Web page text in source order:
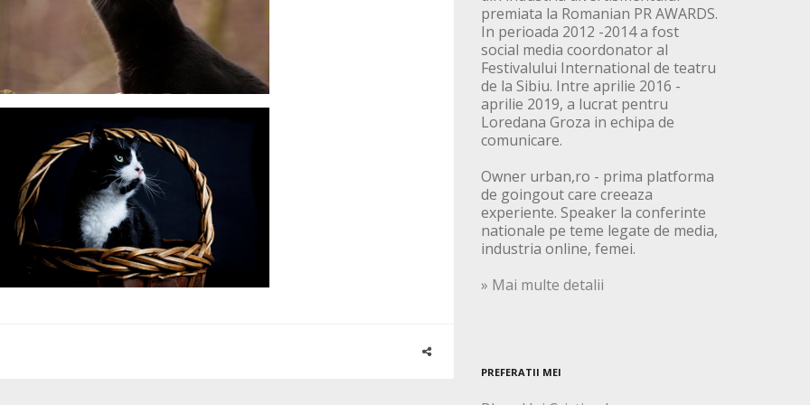
premiata la Romanian PR AWARDS.
In perioada 2012 -2014 a fost
social media coordonator al
Festivalului International de teatru
de la Sibiu. Intre aprilie 2016 -
aprilie 2019, a lucrat pentru
Loredana Groza in echipa de
comunicare.
Owner urban,ro - prima platforma
de goingout care creeaza
experiente. Speaker la conferinte
nationale pe teme legate de media,
industria online, femei.
» Mai multe detalii
PREFERATII MEI